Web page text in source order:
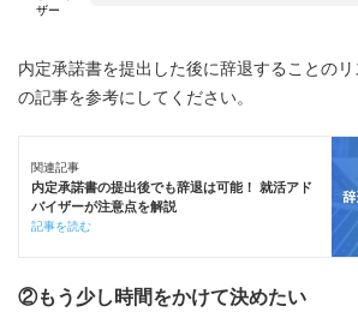
ザー
内定承諾書を提出した後に辞退することの
の記事を参考にしてください。
関連記事
内定承諾書の提出後でも辞退は可能！ 就活アド
バイザーが注意点を解説
記事を読む
②もう少し時間をかけて決めたい